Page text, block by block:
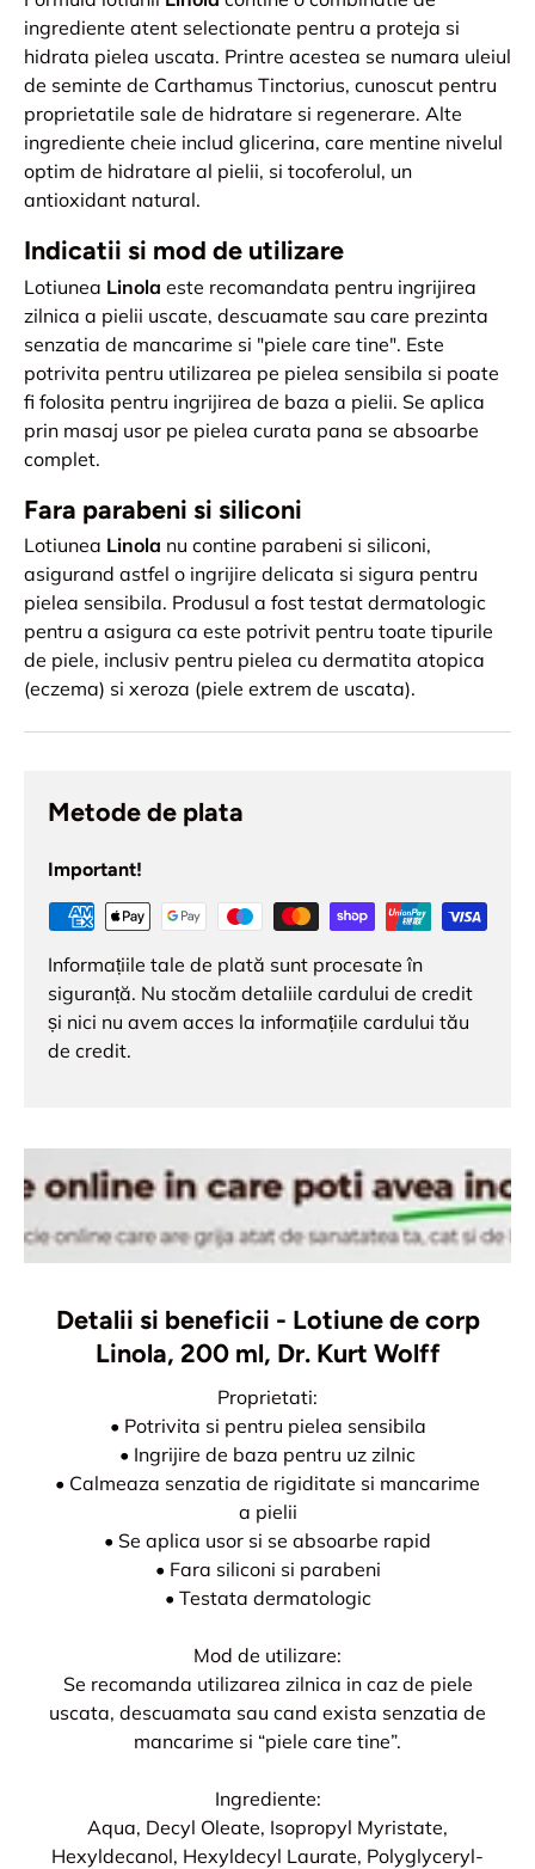
ingrediente atent selectionate pentru a proteja si
hidrata pielea uscata. Printre acestea se numara uleiul
de seminte de Carthamus Tinctorius, cunoscut pentru
proprietatile sale de hidratare si regenerare. Alte
ingrediente cheie includ glicerina, care mentine nivelul
optim de hidratare al pielii, si tocoferolul, un
antioxidant natural.
Indicatii si mod de utilizare
Lotiunea Linola este recomandata pentru ingrijirea
zilnica a pielii uscate, descuamate sau care prezinta
senzatia de mancarime si "piele care tine". Este
potrivita pentru utilizarea pe pielea sensibila si poate
fi folosita pentru ingrijirea de baza a pielii. Se aplica
prin masaj usor pe pielea curata pana se absoarbe
complet.
Fara parabeni si siliconi
Lotiunea Linola nu contine parabeni si siliconi,
asigurand astfel o ingrijire delicata si sigura pentru
pielea sensibila. Produsul a fost testat dermatologic
pentru a asigura ca este potrivit pentru toate tipurile
de piele, inclusiv pentru pielea cu dermatita atopica
(eczema) si xeroza (piele extrem de uscata).
Metode de plata
Important!
Informațiile tale de plată sunt procesate în
siguranță. Nu stocăm detaliile cardului de credit
și nici nu avem acces la informațiile cardului tău
de credit.
Detalii si beneficii - Lotiune de corp
Linola, 200 ml, Dr. Kurt Wolff
Proprietati:
• Potrivita si pentru pielea sensibila
• Ingrijire de baza pentru uz zilnic
• Calmeaza senzatia de rigiditate si mancarime
a pielii
• Se aplica usor si se absoarbe rapid
• Fara siliconi si parabeni
• Testata dermatologic
Mod de utilizare:
Se recomanda utilizarea zilnica in caz de piele
uscata, descuamata sau cand exista senzatia de
mancarime si “piele care tine”.
Ingrediente:
Aqua, Decyl Oleate, Isopropyl Myristate,
Hexyldecanol, Hexyldecyl Laurate, Polyglyceryl-